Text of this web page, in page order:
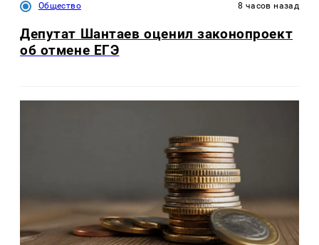
Общество 8 часов назад
Депутат Шантаев оценил законопроект
об отмене ЕГЭ